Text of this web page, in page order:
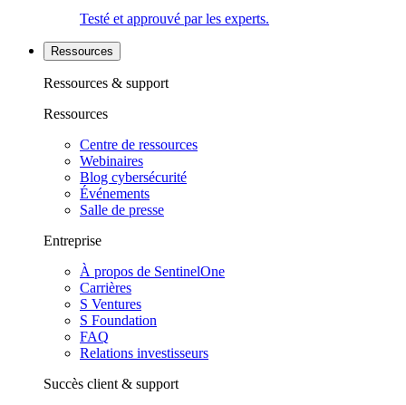
Testé et approuvé par les experts.
Ressources
Ressources & support
Ressources
Centre de ressources
Webinaires
Blog cybersécurité
Événements
Salle de presse
Entreprise
À propos de SentinelOne
Carrières
S Ventures
S Foundation
FAQ
Relations investisseurs
Succès client & support